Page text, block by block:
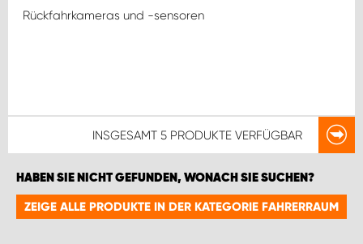
Rückfahrkameras und -sensoren
INSGESAMT 5 PRODUKTE VERFÜGBAR
HABEN SIE NICHT GEFUNDEN, WONACH SIE SUCHEN?
ZEIGE ALLE PRODUKTE IN DER KATEGORIE FAHRERRAUM